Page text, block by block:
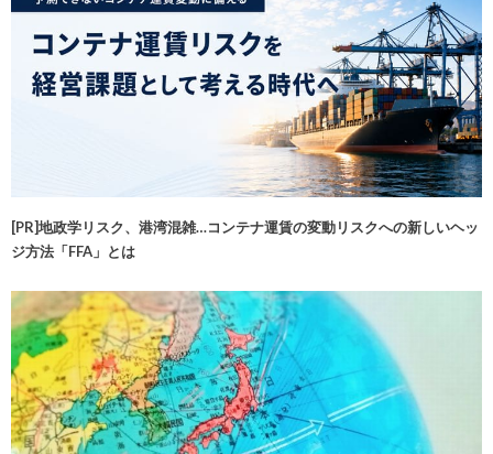
[PR]地政学リスク、港湾混雑…コンテナ運賃の変動リスクへの新しいヘッ
ジ方法「FFA」とは